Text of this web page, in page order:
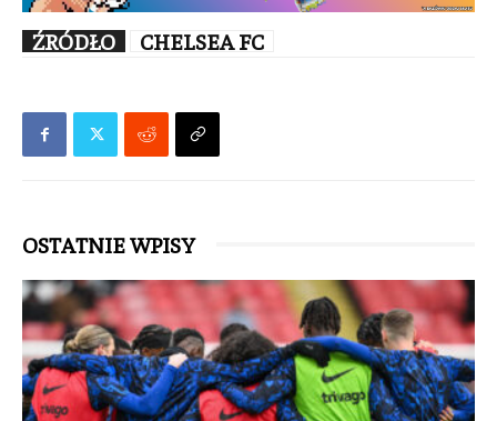
ŹRÓDŁO CHELSEA FC
OSTATNIE WPISY